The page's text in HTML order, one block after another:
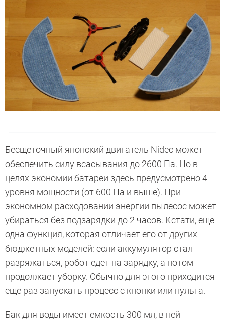
Бесщеточный японский двигатель Nidec может
обеспечить силу всасывания до 2600 Па. Но в
целях экономии батареи здесь предусмотрено 4
уровня мощности (от 600 Па и выше). При
экономном расходовании энергии пылесос может
убираться без подзарядки до 2 часов. Кстати, еще
одна функция, которая отличает его от других
бюджетных моделей: если аккумулятор стал
разряжаться, робот едет на зарядку, а потом
продолжает уборку. Обычно для этого приходится
еще раз запускать процесс с кнопки или пульта.
Бак для воды имеет емкость 300 мл, в ней